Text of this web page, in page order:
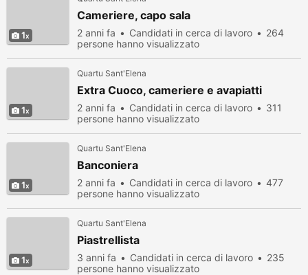
1
Cameriere, capo sala
2 anni fa Candidati in cerca di lavoro
264
persone hanno visualizzato
1
Quartu Sant'Elena
Extra Cuoco, cameriere e avapiatti
2 anni fa Candidati in cerca di lavoro
311
persone hanno visualizzato
1
Quartu Sant'Elena
Banconiera
2 anni fa Candidati in cerca di lavoro
477
persone hanno visualizzato
1
Quartu Sant'Elena
Piastrellista
3 anni fa Candidati in cerca di lavoro
235
persone hanno visualizzato